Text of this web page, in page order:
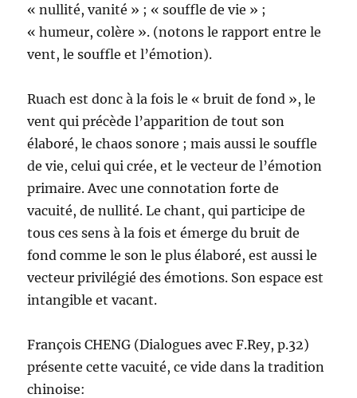
« nullité, vanité » ; « souffle de vie » ;
« humeur, colère ». (notons le rapport entre le
vent, le souffle et l’émotion).
Ruach est donc à la fois le « bruit de fond », le
vent qui précède l’apparition de tout son
élaboré, le chaos sonore ; mais aussi le souffle
de vie, celui qui crée, et le vecteur de l’émotion
primaire. Avec une connotation forte de
vacuité, de nullité. Le chant, qui participe de
tous ces sens à la fois et émerge du bruit de
fond comme le son le plus élaboré, est aussi le
vecteur privilégié des émotions. Son espace est
intangible et vacant.
François CHENG (Dialogues avec F.Rey, p.32)
présente cette vacuité, ce vide dans la tradition
chinoise: